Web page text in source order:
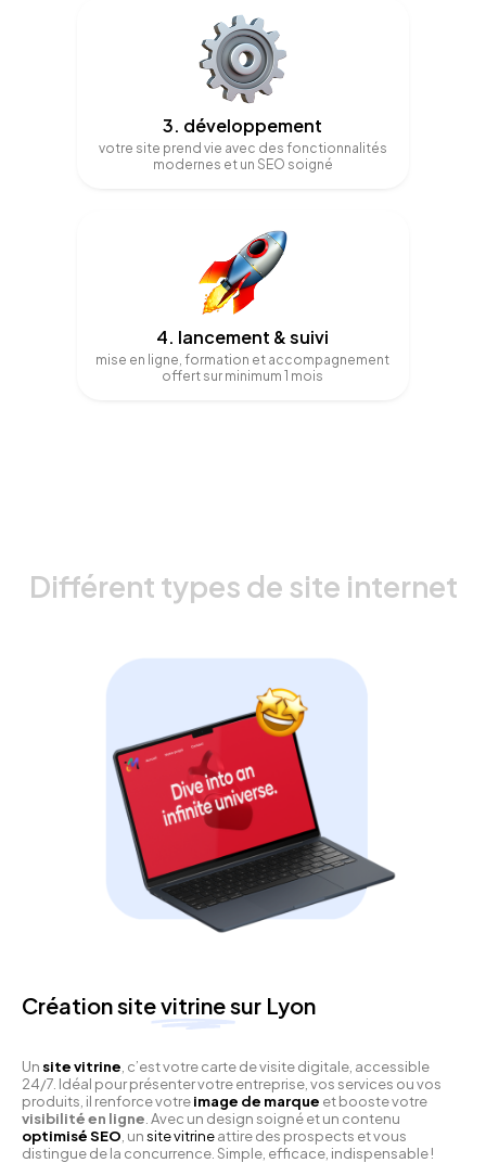
3. développement
votre site prend vie avec des fonctionnalités
modernes et un SEO soigné
4. lancement & suivi
mise en ligne, formation et accompagnement
offert sur minimum 1 mois
Différent types de site internet
Création sitevitrinesur Lyon
Un site vitrine , c’est votre carte de visite digitale, accessible
24/7. Idéal pour présenter votre entreprise, vos services ou vos
produits, il renforce votreimage de marque et booste votre
visibilité en ligne . Avec un design soigné et un contenu
optimisé SEO , unsite vitrineattire des prospects et vous
distingue de la concurrence. Simple, efficace, indispensable !